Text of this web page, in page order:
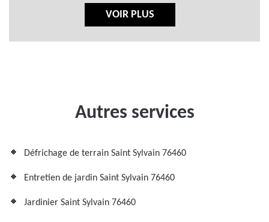
VOIR PLUS
Autres services
Défrichage de terrain Saint Sylvain 76460
Entretien de jardin Saint Sylvain 76460
Jardinier Saint Sylvain 76460